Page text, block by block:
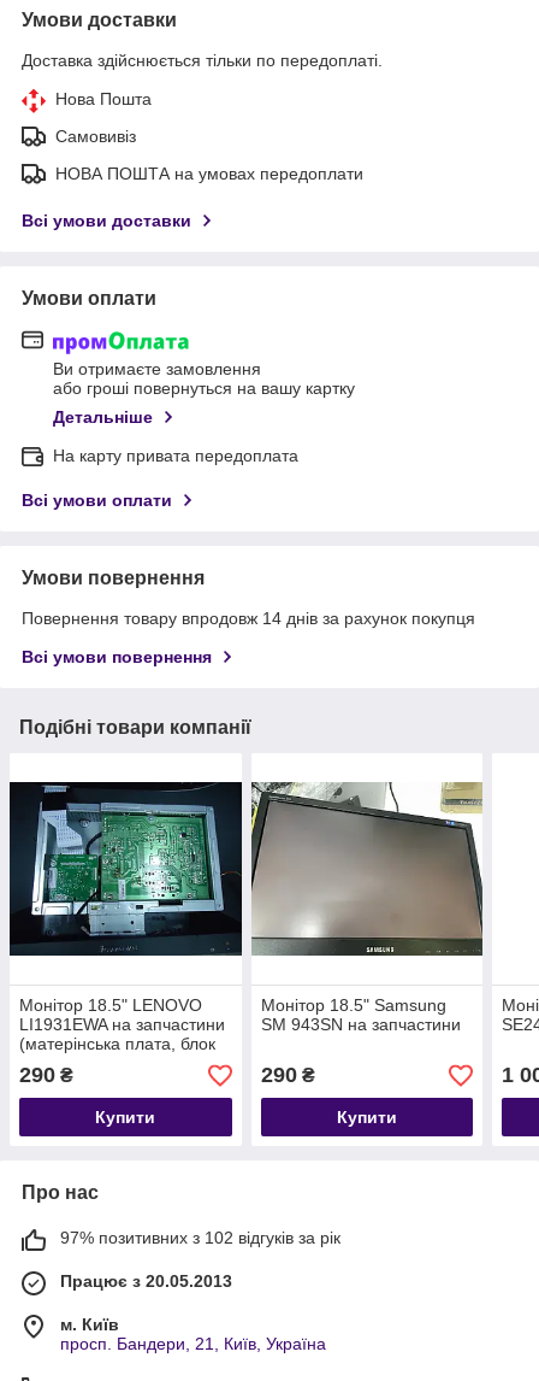
Умови доставки
Доставка здійснюється тільки по передоплаті.
Нова Пошта
Самовивіз
НОВА ПОШТА на умовах передоплати
Всі умови доставки
Умови оплати
Ви отримаєте замовлення
або гроші повернуться на вашу картку
Детальніше
На карту привата передоплата
Всі умови оплати
Умови повернення
Повернення товару впродовж 14 днів за рахунок покупця
Всі умови повернення
Подібні товари компанії
Монітор 18.5" LENOVO
LI1931EWA на запчастини
(матерінська плата, блок
живлення)
290 ₴
Купити
Монітор 18.5" Samsung
SM 943SN на запчастини
290₴
Купити
1
Про нас
97% позитивних з 102 відгуків за рік
Працює з 20.05.2013
м. Київ
просп. Бандери, 21, Київ, Україна